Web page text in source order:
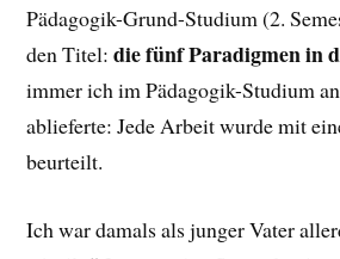
Pädagogik-Grund-Studium (2.
den Titel:die fünf Paradigmen in
immer ich im Pädagogik-Studium
ablieferte: Jede Arbeit wurde mit
beurteilt.
Ich war damals als junger Vater